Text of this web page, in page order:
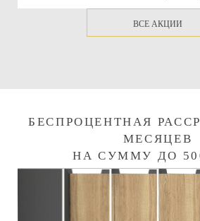
ВСЕ АКЦИИ
БЕСПРОЦЕНТНАЯ
МЕСЯЦЕВ
НА СУММУ ДО